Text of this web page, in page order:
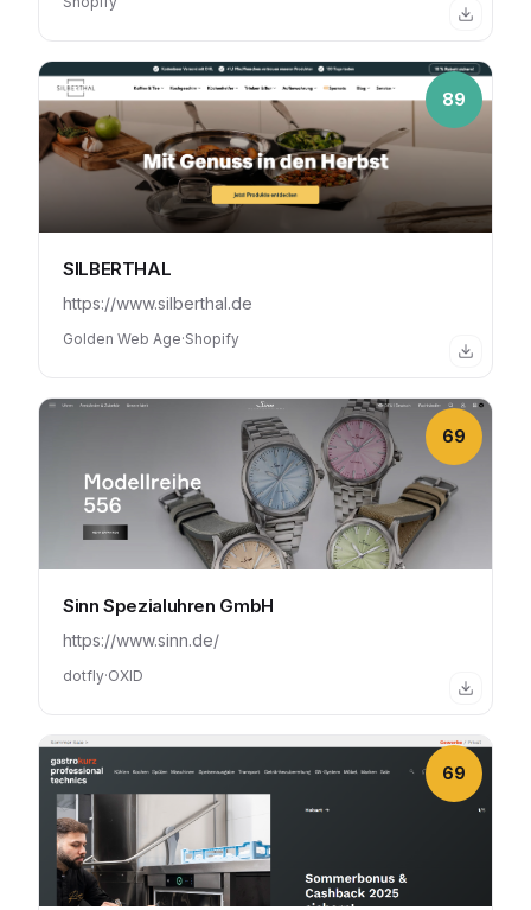
89
SILBERTHAL
https://www.silberthal.de
Golden Web Age·Shopify
69
Sinn Spezialuhren GmbH
https://www.sinn.de/
dotfly·OXID
69